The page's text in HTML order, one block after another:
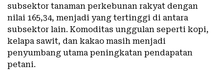
subsektor tanaman perkebunan rakyat dengan
nilai 165,34, menjadi yang tertinggi di antara
subsektor lain. Komoditas unggulan seperti kopi,
kelapa sawit, dan kakao masih menjadi
penyumbang utama peningkatan pendapatan
petani.